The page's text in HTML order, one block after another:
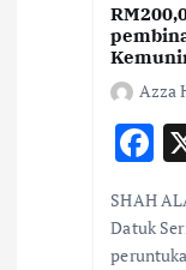
Azza
F
e
b
SHAH
Datuk